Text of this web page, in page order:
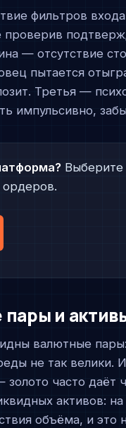
фильтров
— отсутствие
пытается
Третья —
импульсивно,
Выберите
и
валютные
не так велики.
часто даёт
активов:
объёма, и это